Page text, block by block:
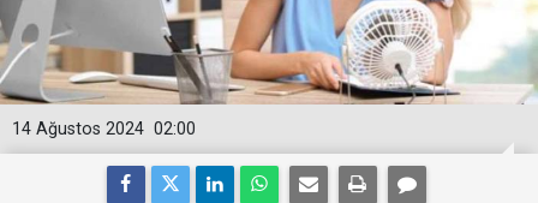
02:00
14 Ağustos 2024